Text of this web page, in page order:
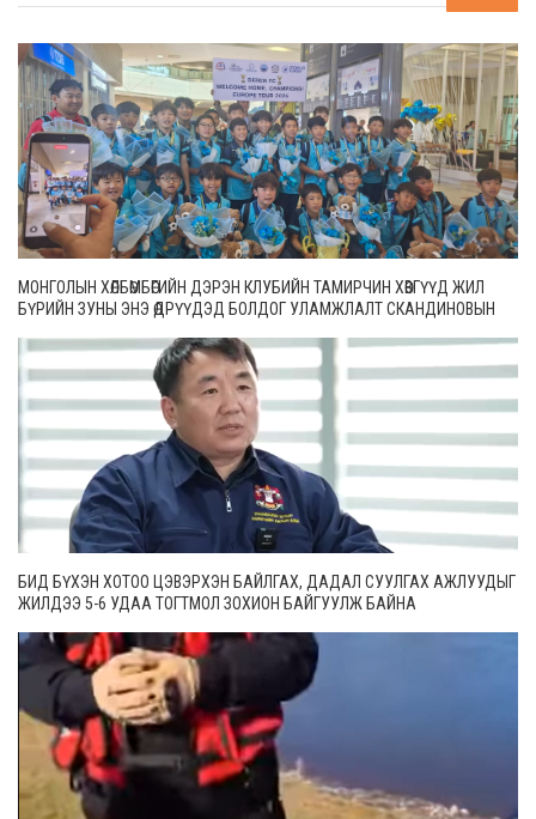
МОНГОЛЫН ХӨЛБӨМБӨГИЙН ДЭРЭН КЛУБИЙН ТАМИРЧИН ХӨВГҮҮД ЖИЛ
БҮРИЙН ЗУНЫ ЭНЭ ӨДРҮҮДЭД БОЛДОГ УЛАМЖЛАЛТ СКАНДИНОВЫН
БИД БҮХЭН ХОТОО ЦЭВЭРХЭН БАЙЛГАХ, ДАДАЛ СУУЛГАХ АЖЛУУДЫГ
ЖИЛДЭЭ 5-6 УДАА ТОГТМОЛ ЗОХИОН БАЙГУУЛЖ БАЙНА